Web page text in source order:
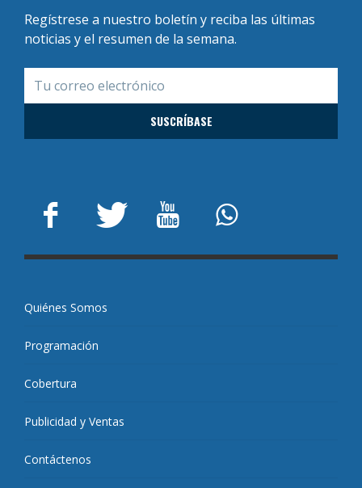
Regístrese a nuestro boletín y reciba las últimas
noticias y el resumen de la semana.
Quiénes Somos
Programación
Cobertura
Publicidad y Ventas
Contáctenos